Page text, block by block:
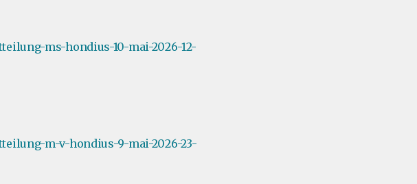
ms-hondius-10-mai-2026-12-
m-v-hondius-9-mai-2026-23-